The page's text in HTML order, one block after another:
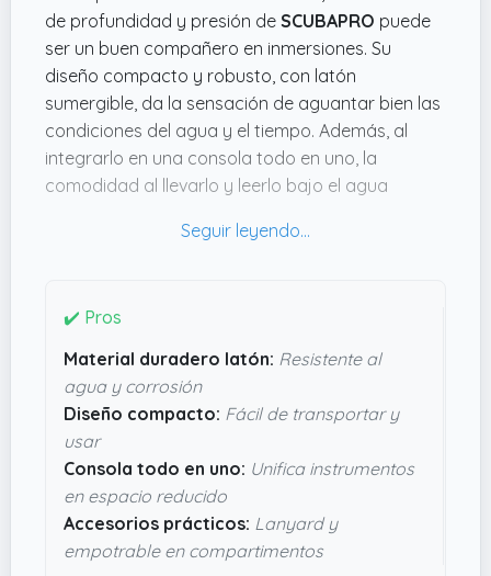
de profundidad y presión de SCUBAPRO puede
ser un buen compañero en inmersiones. Su
diseño compacto y robusto, con latón
sumergible, da la sensación de aguantar bien las
condiciones del agua y el tiempo. Además, al
integrarlo en una consola todo en uno, la
comodidad al llevarlo y leerlo bajo el agua
varios instrumentos.
engancharlo fácilmente con un lanyard y que es
para no perderlo o que se mueva mientras
buceas. Con un tamaño bastante manejable
2.54 cms de alto x 10.16 cms de largo x 38.1
cms de ancho
diseñado para no estorbar. Si buscas algo fiable
y resistente para tus inmersiones, parece que
este manómetro cumple sin complicarte mucho.
✔️ Pros
Material duradero latón: Resistente al
agua y corrosión
Diseño compacto: Fácil de transportar y
usar
Consola todo en uno: Unifica instrumentos
en espacio reducido
Accesorios prácticos: Lanyard y
empotrable en compartimentos